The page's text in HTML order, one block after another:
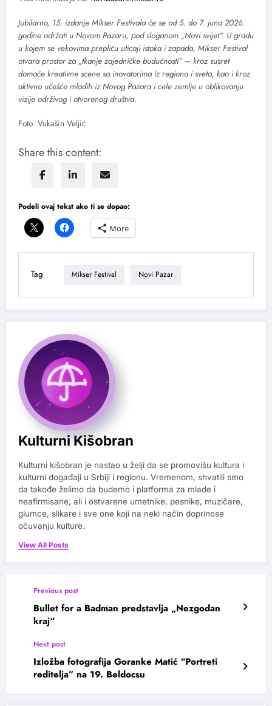
Jubilarno, 15. izdanje Mikser Festivala će se od 5. do 7. juna 2026.
godine održati u Novom Pazaru, pod sloganom „Novi svijet“. U gradu
u kojem se vekovima prepliću uticaji istoka i zapada, Mikser Festival
otvara prostor za „tkanje zajedničke budućnosti“ – kroz susret
domaće kreativne scene sa inovatorima iz regiona i sveta, kao i kroz
aktivno učešće mladih iz Novog Pazara i cele zemlje u oblikovanju
vizije održivog i otvorenog društva.
Foto: Vukašin Veljić
Share this content:
Podeli ovaj tekst ako ti se dopao:
More
Tag Mikser Festival Novi Pazar
Kulturni Kišobran
Kulturni kišobran je nastao u želji da se promovišu kultura i
kulturni događaji u Srbiji i regionu. Vremenom, shvatili smo
da takođe želimo da budemo i platforma za mlade i
neafirmisane, ali i ostvarene umetnike, pesnike, muzičare,
glumce, slikare i sve one koji na neki način doprinose
očuvanju kulture.
View All Posts
Previous post
Bullet for a Badman predstavlja „Nezgodan
kraj“
Next post
Izložba fotografija Goranke Matić “Portreti
reditelja” na 19. Beldocsu